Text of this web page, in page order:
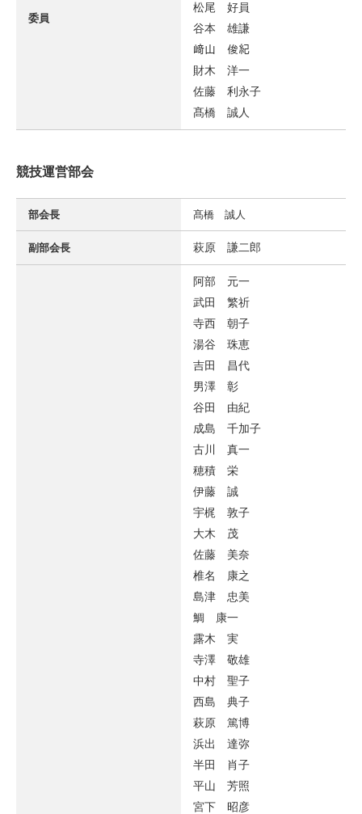
委員
松尾 好員
谷本 雄謙
﨑山 俊紀
財木 洋一
佐藤 利永子
髙橋 誠人
競技運営部会
部会長 髙橋 誠人
副部会長 萩原 謙二郎
阿部 元一
武田 繁祈
寺西 朝子
湯谷 珠恵
吉田 昌代
男澤 彰
谷田 由紀
成島 千加子
古川 真一
穂積 栄
伊藤 誠
宇梶 敦子
大木 茂
佐藤 美奈
椎名 康之
島津 忠美
鯛 康一
露木 実
寺澤 敬雄
中村 聖子
西島 典子
萩原 篤博
浜出 達弥
半田 肖子
平山 芳照
宮下 昭彦